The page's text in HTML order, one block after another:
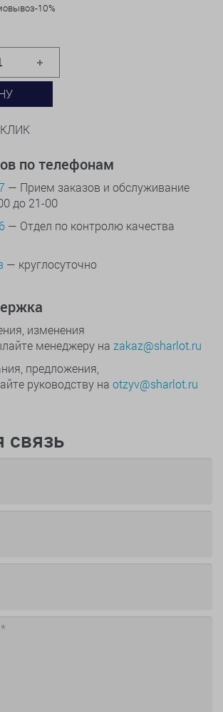
10%
по телефонам
— Прием заказов и обслуживание
до 21-00
— Отдел по контролю качества
— круглосуточно
изменения
менеджеру на zakaz@sharlot.ru
предложения,
руководству на otzyv@sharlot.ru
связь